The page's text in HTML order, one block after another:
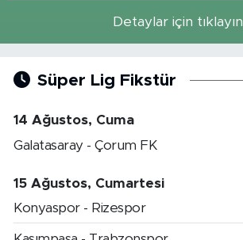
Detaylar için tıklayın
Süper Lig Fikstür
14 Ağustos, Cuma
Galatasaray - Çorum FK
15 Ağustos, Cumartesi
Konyaspor - Rizespor